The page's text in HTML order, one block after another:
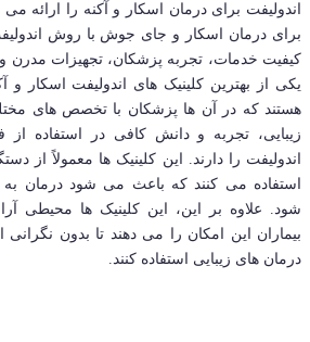
اندولیفت برای درمان اسکار و آکنه را ارائه می
برای درمان اسکار و جای جوش با روش
کیفیت خدمات، تجربه پزشکان، تجهیزات مدرن و
یکی از بهترین کلینیک های اندولیفت اسکار و
هستند که در آن ها پزشکان با تخصص های
زیبایی، تجربه و دانش کافی در استفاده از
اندولیفت را دارند. این کلینیک ها معمولاً از
استفاده می کنند که باعث می شود درمان
شود. علاوه بر این، این کلینیک ها محیطی
بیماران این امکان را می دهند تا بدون نگرانی
درمان های زیبایی استفاده کنند.